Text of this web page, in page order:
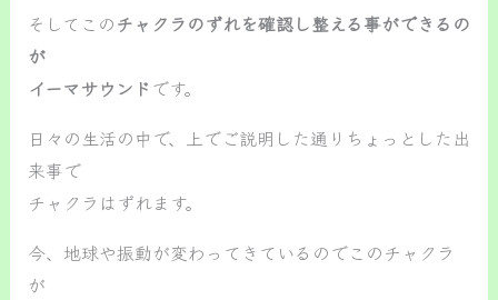
そしてこのチャクラのずれを確認し整える事ができるの
が
イーマサウンド です。
日々の生活の中で、上でご説明した通りちょっとした出
来事で
チャクラはずれます。
今、地球や振動が変わってきているのでこのチャクラ
が